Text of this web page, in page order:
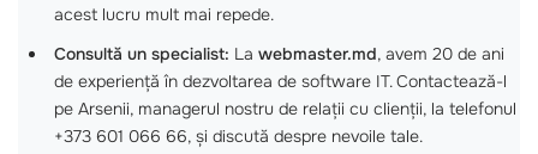
acest lucru mult mai repede.
Consultă un specialist: La webmaster.md, avem 20 de ani
de experiență în dezvoltarea de software IT. Contactează-l
pe Arsenii, managerul nostru de relații cu clienții, la telefonul
+373 601 066 66, și discută despre nevoile tale.